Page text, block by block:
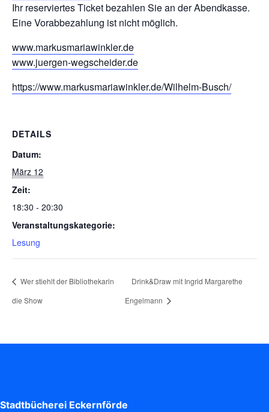
Ihr reserviertes Ticket bezahlen Sie an der Abendkasse.
Eine Vorabbezahlung ist nicht möglich.
www.markusmariawinkler.de
www.juergen-wegscheider.de
https://www.markusmariawinkler.de/Wilhelm-Busch/
DETAILS
Datum:
März 12
Zeit:
18:30 - 20:30
Veranstaltungskategorie:
Lesung
Wer stiehlt der Bibliothekarin
die Show
Drink&Draw mit Ingrid Margarethe
Engelmann
Stadtbücherei Eckernförde